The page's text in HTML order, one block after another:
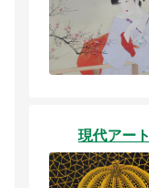
現代アート